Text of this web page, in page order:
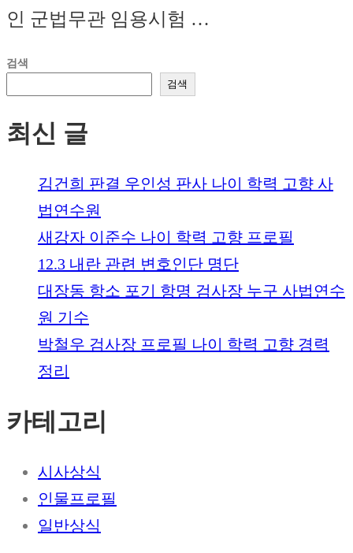
인 군법무관 임용시험 …
검색
검색
최신 글
김건희 판결 우인성 판사 나이 학력 고향 사
법연수원
새강자 이준수 나이 학력 고향 프로필
12.3 내란 관련 변호인단 명단
대장동 항소 포기 항명 검사장 누구 사법연수
원 기수
박철우 검사장 프로필 나이 학력 고향 경력
정리
카테고리
시사상식
인물프로필
일반상식